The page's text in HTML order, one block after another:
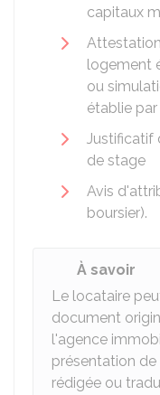
capitaux
logement
ou
établie
Justificatif
de stage
Avis
boursier).
À savoir
Le locataire
document
l'agence
présentation
rédigée ou